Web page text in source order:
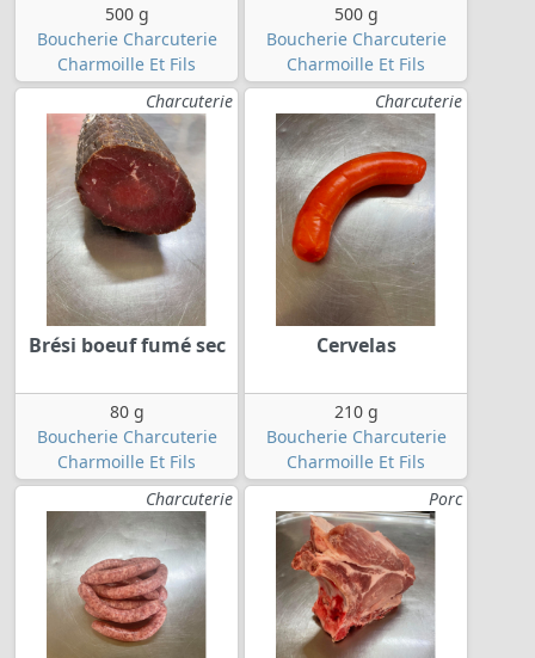
500 g
Boucherie Charcuterie
Charmoille Et Fils
500 g
Boucherie Charcuterie
Charmoille Et Fils
Charcuterie
Brési boeuf fumé sec
80 g
Boucherie Charcuterie
Charmoille Et Fils
Charcuterie
Cervelas
210 g
Boucherie Charcuterie
Charmoille Et Fils
Charcuterie
Porc